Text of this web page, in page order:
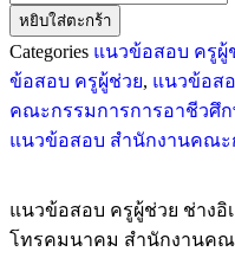
หยิบใส่ตะกร้า
Categories แนวข้อสอบ ครูผู้
ข้อสอบ ครูผู้ช่วย, แนวข้อส
คณะกรรมการการอาชีวศึ
แนวข้อสอบ สำนักงานคณ
แนวข้อสอบ ครูผู้ช่วย ช่างอิ
โทรคมนาคม สำนักงานคณ